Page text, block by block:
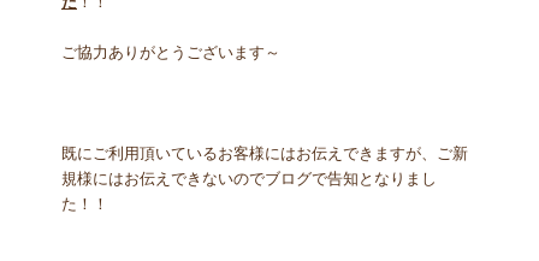
ご協力ありがとうございます～
既にご利用頂いているお客様にはお伝えできますが、ご新
規様にはお伝えできないのでブログで告知となりまし
た！！